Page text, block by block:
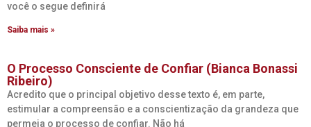
você o segue definirá
Saiba mais »
O Processo Consciente de Confiar (Bianca Bonassi
Ribeiro)
Acredito que o principal objetivo desse texto é, em parte,
estimular a compreensão e a conscientização da grandeza que
permeia o processo de confiar. Não há